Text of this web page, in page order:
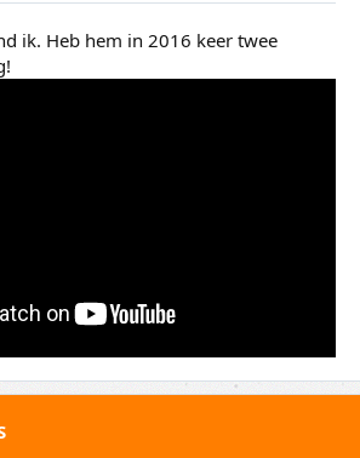
ik. Heb hem in 2016 keer twee